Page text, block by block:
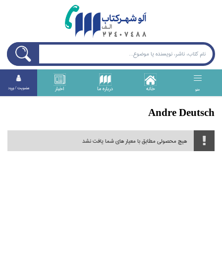
منو خانه درباره ما اخبار عضويت / ورود
Andre Deutsch
هیچ محصولی مطابق با معیار های شما یافت نشد